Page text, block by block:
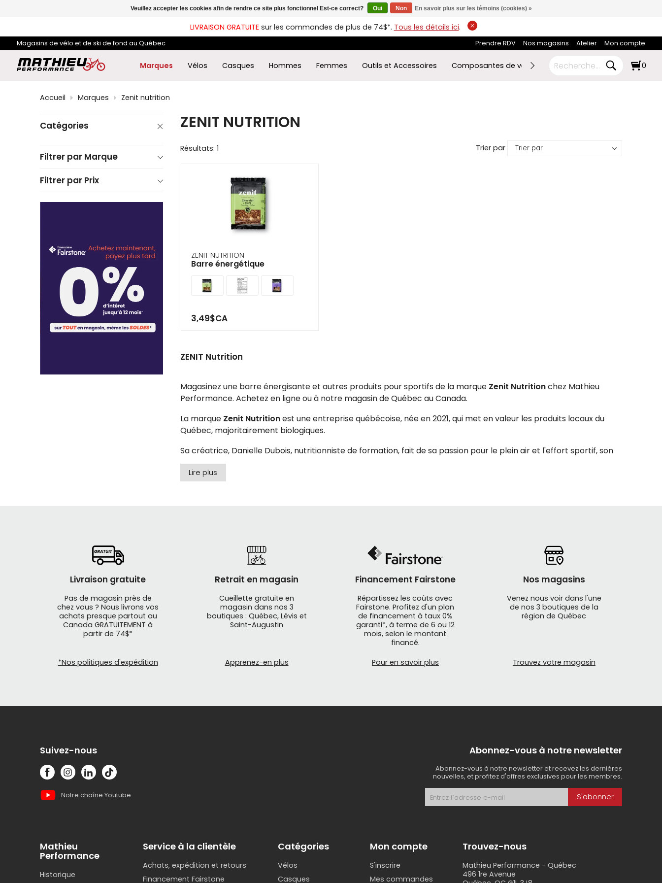
flèches
et
bas
pour
accéder
résultat
de
utilisateurs
d'appareils
peuvent
gestes
tels
que
toucher
et
glisser.
LIVRAISON GRATUITEsur les commandes de plus de 74$*. Tous les détails ici.
Magasins de vélo et de ski de fond au Québec Prendre RDV Nos magasins Atelier Mon compte
Marques Vélos Casques Hommes Femmes Outils et Accessoires Composantes de vélo Ski de fond RABAIS FIN DE
0
Accueil Marques Zenit nutrition
Catégories
Filtrer par Marque
Filtrer par Prix
ZENIT NUTRITION
Résultats: 1 Trier par
ZENIT NUTRITION
Barre énergétique
3,49$CA
ZENIT Nutrition
Magasinez une barre énergisante et autres produits pour sportifs de la marque Zenit Nutritionchez Mathieu
Performance. Achetez en ligne ou à notre magasin de Québec au Canada.
La marque Zenit Nutritionest une entreprise québécoise, née en 2021, qui met en valeur les produits locaux du
Québec, majoritairement biologiques.
Sa créatrice, Danielle Dubois, nutritionniste de formation, fait de sa passion pour le plein air et l'effort sportif, son
moteur principal pour produire des recettes et collations qui ont du goût et qui vous accompagnent tout au long
de votre pratique sportive.
Lire plus
Livraison gratuite
Pas de magasin près de
chez vous ? Nous livrons vos
achats presque partout au
Canada GRATUITEMENT à
partir de 74$*
*Nos politiques d'expédition
Retrait en magasin
Cueillette gratuite en
magasin dans nos 3
boutiques : Québec, Lévis et
Saint-Augustin
Apprenez-en plus
Financement Fairstone
Répartissez les coûts avec
Fairstone. Profitez d'un plan
de financement à taux 0%
garanti*, à terme de 6 ou 12
mois, selon le montant
financé.
Pour en savoir plus
Nos magasins
Venez nous voir dans l'une
de nos 3 boutiques de la
région de Québec
Trouvez votre magasin
Suivez-nous
Notre chaîne Youtube
Abonnez-vous à notre newsletter
Abonnez-vous à notre newsletter et recevez les dernières
nouvelles, et profitez d'offres exclusives pour les membres.
S'abonner
Mathieu
Performance
Historique
Service à la clientèle
Achats, expédition et retours
Financement Fairstone
Catégories
Vélos
Casques
Mon compte
S'inscrire
Mes commandes
Trouvez-nous
Mathieu Performance - Québec
496 1re Avenue
Veuillez accepter les cookies afin de rendre ce site plus fonctionnel Est-ce correct? Oui Non En savoir plus sur les témoins (cookies) »